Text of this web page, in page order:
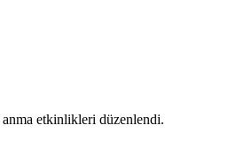
etkinlikleri düzenlendi.